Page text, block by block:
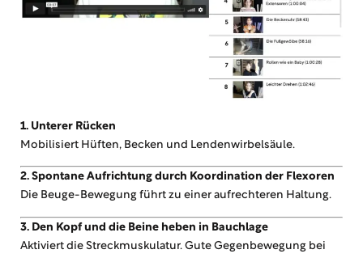
1. Unterer Rücken
Mobilisiert Hüften, Becken und Lendenwirbelsäule.
2. Spontane Aufrichtung durch Koordination der Flexoren
Die Beuge-Bewegung führt zu einer aufrechteren Haltung.
3. Den Kopf und die Beine heben in Bauchlage
Aktiviert die Streckmuskulatur. Gute Gegenbewegung bei